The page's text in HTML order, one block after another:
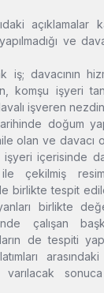
açıklamalar
ve
iş; davacının
komşu işyeri
işveren
doğum
olan ve davacı
içerisinde
çekilmiş
birlikte tespit
birlikte
çalışan
de tespiti